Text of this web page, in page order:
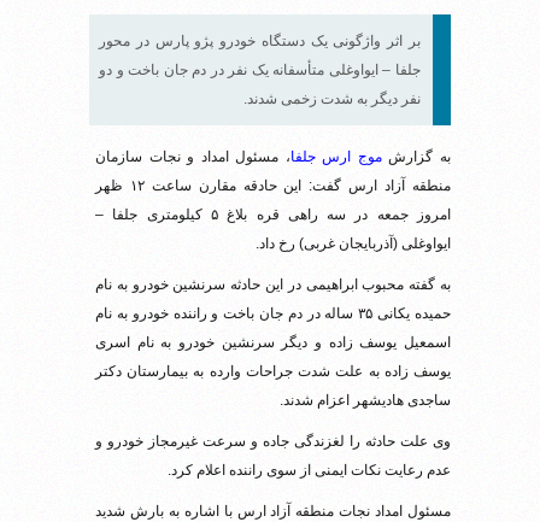
بر اثر واژگونی یک دستگاه خودرو پژو پارس در محور
جلفا – ایواوغلی متأسفانه یک نفر در دم جان باخت و دو
نفر دیگر به شدت زخمی شدند.
به گزارشموج ارس جلفا، مسئول امداد و نجات سازمان
منطقه آزاد ارس گفت: این حادقه مقارن ساعت ۱۲ ظهر
امروز جمعه در سه راهی قره بلاغ ۵ کیلومتری جلفا –
ایواوغلی (آذربایجان غربی) رخ داد.
به گفته محبوب ابراهیمی در این حادثه سرنشین خودرو به نام
حمیده یکانی ۳۵ ساله در دم جان باخت و راننده خودرو به نام
اسمعیل یوسف زاده و دیگر سرنشین خودرو به نام اسری
یوسف زاده به علت شدت جراحات وارده به بیمارستان دکتر
ساجدی هادیشهر اعزام شدند.
وی علت حادثه را لغزندگی جاده و سرعت غیرمجاز خودرو و
عدم رعایت نکات ایمنی از سوی راننده اعلام کرد.
مسئول امداد نجات منطقه آزاد ارس با اشاره به بارش شدید